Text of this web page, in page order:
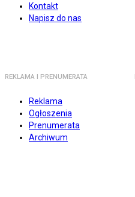
Kontakt
Napisz do nas
REKLAMA I PRENUMERATA
Reklama
Ogłoszenia
Prenumerata
Archiwum